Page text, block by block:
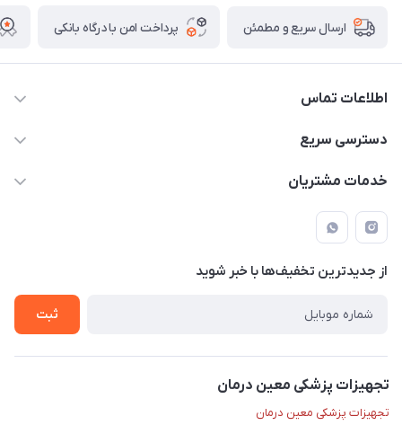
ارسال سریع و مطمئن پرداخت امن با درگاه بانکی
اطلاعات تماس
09171843500 و 07152240182
دسترسی سریع
حساب کاربری
لیست محصولات
درباره ما
خدمات مشتریان
راهنما
قوانین و مقررات
حریم خصوصی
از جدید‌ترین تخفیف‌ها با‌ خبر شوید
ثبت
تجهیزات پزشکی معین درمان
تجهیزات پزشکی معین درمان